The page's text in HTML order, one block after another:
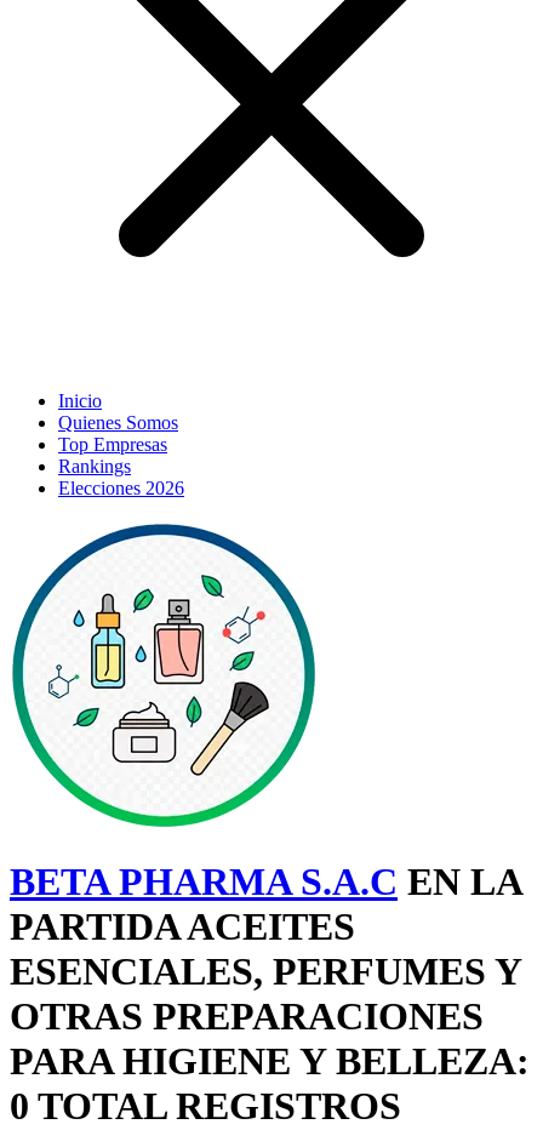
Inicio
Quienes Somos
Top Empresas
Rankings
Elecciones 2026
BETA PHARMA S.A.C EN LA
PARTIDA ACEITES
ESENCIALES, PERFUMES Y
OTRAS PREPARACIONES
PARA HIGIENE Y BELLEZA:
0 TOTAL REGISTROS